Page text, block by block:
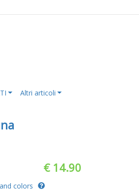
Altri articoli
€ 14.90
colors